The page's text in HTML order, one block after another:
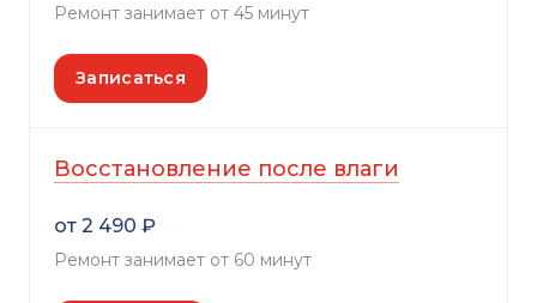
Ремонт занимает от 45 минут
Записаться
Восстановление после влаги
от 2 490 ₽
Ремонт занимает от 60 минут